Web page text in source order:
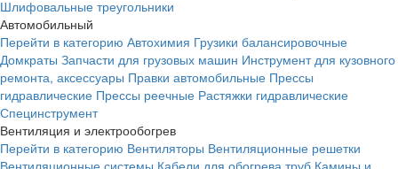
Шлифовальные треугольники
Автомобильный
Перейти в категорию Автохимия Грузики балансировочные
Домкраты Запчасти для грузовых машин Инструмент для кузовного
ремонта, аксессуары Правки автомобильные Прессы
гидравлические Прессы реечные Растяжки гидравлические
Специнструмент
Вентиляция и электрообогрев
Перейти в категорию Вентиляторы Вентиляционные решетки
Вентиляционные системы Кабели для обогрева труб Камины и